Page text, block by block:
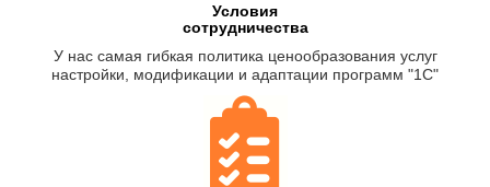
Условия
сотрудничества
У нас самая гибкая политика ценообразования услуг
настройки, модификации и адаптации программ "1С"